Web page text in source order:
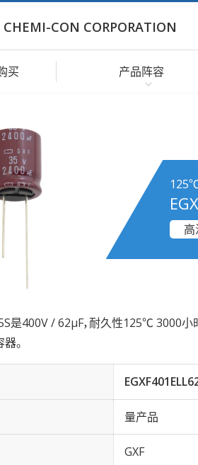
CON CORPORATION
买 产品阵容
是400V / 62µF，耐久性125℃ 3000小
。
量产品
GXF